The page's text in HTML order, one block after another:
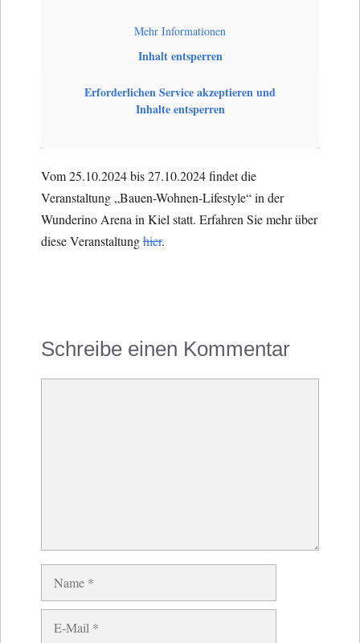
Mehr Informationen
Inhalt entsperren
Erforderlichen Service akzeptieren und
Inhalte entsperren
Vom 25.10.2024 bis 27.10.2024 findet die
Veranstaltung „Bauen-Wohnen-Lifestyle“ in der
Wunderino Arena in Kiel statt. Erfahren Sie mehr über
diese Veranstaltunghier.
Schreibe einen Kommentar